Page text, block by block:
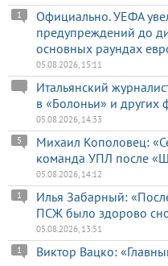
Официально. УЕФА
предупреждений до
основных раундах
1
05.08.2026, 15:11
Итальянский
в «Болоньи» и
05.08.2026, 14:33
Михаил Кополовец:
команда УПЛ после
5
05.08.2026, 14:12
Илья Забарный:
ПСЖ было здорово
1
05.08.2026, 13:51
Виктор Вацко:
1